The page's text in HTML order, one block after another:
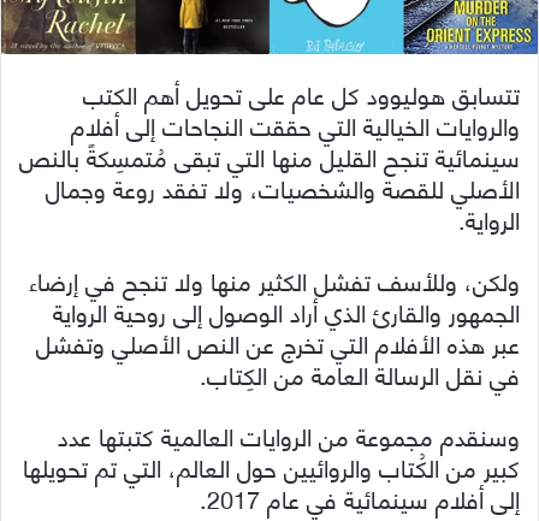
تتسابق هوليوود كل عام على تحويل أهم الكتب
والروايات الخيالية التي حققت النجاحات إلى أفلام
سينمائية تنجح القليل منها التي تبقى مُتمسِكةً بالنص
الأصلي للقصة والشخصيات، ولا تفقد روعة وجمال
الرواية.
ولكن، وللأسف تفشل الكثير منها ولا تنجح في إرضاء
الجمهور والقارئ الذي أراد الوصول إلى روحية الرواية
عبر هذه الأفلام التي تخرج عن النص الأصلي وتفشل
في نقل الرسالة العامة من الكِتاب.
وسنقدم مجموعة من الروايات العالمية كتبتها عدد
كبير من الكُتاب والروائيين حول العالم، التي تم تحويلها
إلى أفلام سينمائية في عام 2017.